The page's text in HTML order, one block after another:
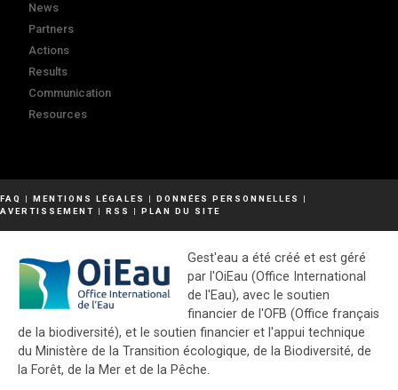
News
Partners
Actions
Results
Communication
Resources
FAQ | MENTIONS LÉGALES | DONNÉES PERSONNELLES
|
AVERTISSEMENT | RSS | PLAN DU SITE
Gest'eau a été créé et est géré
par l'OiEau (Office International
de l'Eau), avec le soutien
financier de l'OFB (Office français
de la biodiversité), et le soutien financier et l'appui technique
du Ministère de la Transition écologique, de la Biodiversité, de
la Forêt, de la Mer et de la Pêche.